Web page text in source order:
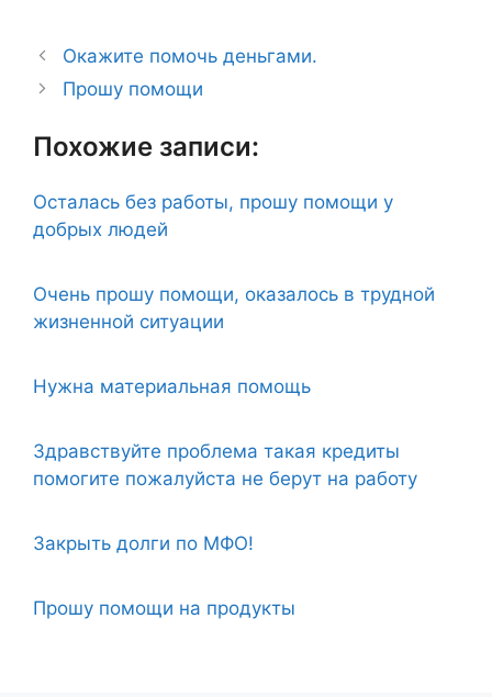
Окажите помочь деньгами.
Прошу помощи
Похожие записи:
Осталась без работы, прошу помощи у
добрых людей
Очень прошу помощи, оказалось в трудной
жизненной ситуации
Нужна материальная помощь
Здравствуйте проблема такая кредиты
помогите пожалуйста не берут на работу
Закрыть долги по МФО!
Прошу помощи на продукты